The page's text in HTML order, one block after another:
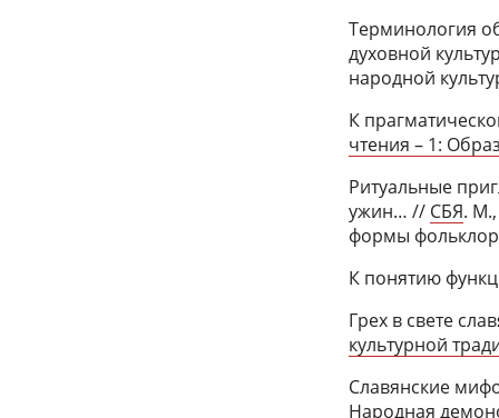
Терминология
духовной
народной
К
чтения – 1:
Ритуальные
ужин… // СБЯ.
формы
К понятию
Грех в свете
культурной
Славянские
Народная